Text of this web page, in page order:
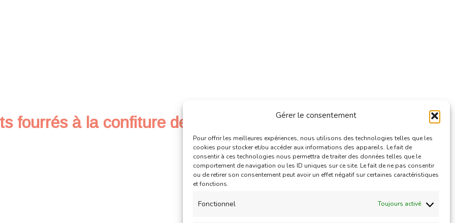
Gérer le consentement
Pour offrir les meilleures expériences, nous utilisons des technologies telles que les
cookies pour stocker et/ou accéder aux informations des appareils. Le fait de
consentir à ces technologies nous permettra de traiter des données telles que le
comportement de navigation ou les ID uniques sur ce site. Le fait de ne pas consentir
ou de retirer son consentement peut avoir un effet négatif sur certaines caractéristiques
et fonctions.
Fonctionnel Toujours activé
fourrés à la confiture de fraise